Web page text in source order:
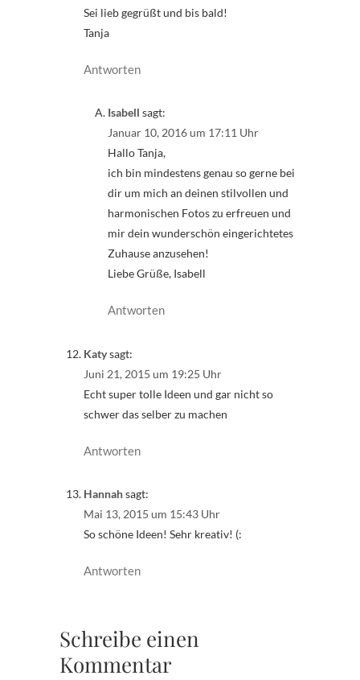
Sei lieb gegrüßt und bis bald!
Tanja
Antworten
Isabell sagt:
Januar 10, 2016 um 17:11 Uhr
Hallo Tanja,
ich bin mindestens genau so gerne bei
dir um mich an deinen stilvollen und
harmonischen Fotos zu erfreuen und
mir dein wunderschön eingerichtetes
Zuhause anzusehen!
Liebe Grüße, Isabell
Antworten
Katysagt:
Juni 21, 2015 um 19:25 Uhr
Echt super tolle Ideen und gar nicht so
schwer das selber zu machen
Antworten
Hannahsagt:
Mai 13, 2015 um 15:43 Uhr
So schöne Ideen! Sehr kreativ! (:
Antworten
Schreibe einen
Kommentar